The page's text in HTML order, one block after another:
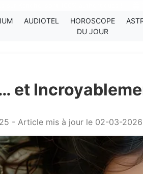
AUDIOTEL
HOROSCOPE
DU JOUR
et
- Article mis à jour le 02-03-2026